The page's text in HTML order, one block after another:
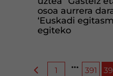
osoa aurrera
‘Euskadi
egiteko
1 391